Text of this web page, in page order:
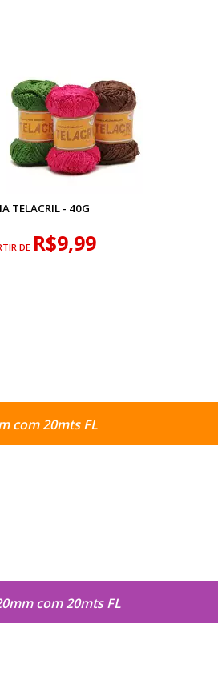
TELACRIL - 40G
DE R$9,99
com 20mts FL
com 20mts FL